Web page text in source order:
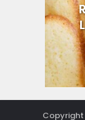
Copyright